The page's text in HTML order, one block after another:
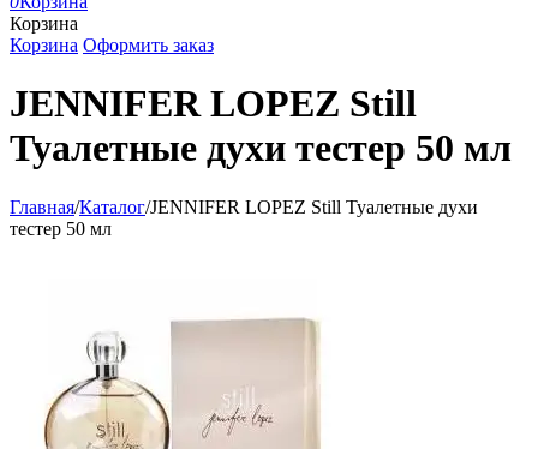
Корзина
Корзина Оформить заказ
JENNIFER LOPEZ Still
Туалетные духи тестер 50 мл
Главная/Каталог/JENNIFER LOPEZ Still Туалетные духи
тестер 50 мл